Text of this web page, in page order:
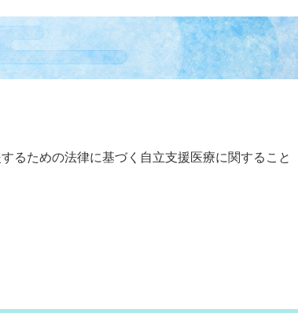
るための法律に基づく自立支援医療に関すること